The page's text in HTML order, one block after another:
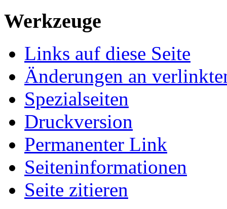
Werkzeuge
Links auf diese Seite
Änderungen an
Spezialseiten
Druckversion
Permanenter Link
Seiten­informationen
Seite zitieren